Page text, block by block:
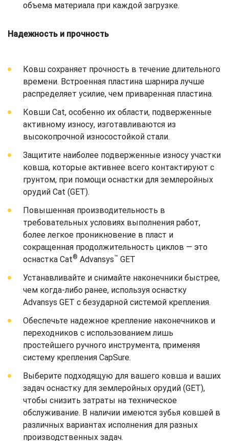
объема материала при каждой загрузке.
Надежность и прочность
Ковш сохраняет прочность в течение длительного
времени. Встроенная пластина шарнира лучше
распределяет усилие, чем приваренная пластина.
Ковши Cat, особенно их области, подверженные
активному износу, изготавливаются из
высокопрочной износостойкой стали.
Защитите наиболее подверженные износу участки
ковша, которые активнее всего контактируют с
грунтом, при помощи оснастки для землеройных
орудий Cat (GET).
Повышенная производительность в
требовательных условиях выполнения работ,
более легкое проникновение в пласт и
сокращенная продолжительность циклов — это
оснастка Cat® Advansys™ GET
Устанавливайте и снимайте наконечники быстрее,
чем когда-либо ранее, используя оснастку
Advansys GET с безударной системой крепления.
Обеспечьте надежное крепление наконечников и
переходников с использованием лишь
простейшего ручного инструмента, применяя
систему крепления CapSure.
Выберите подходящую для вашего ковша и ваших
задач оснастку для землеройных орудий (GET),
чтобы снизить затраты на техническое
обслуживание. В наличии имеются зубья ковшей в
различных вариантах исполнения для разных
производственных задач.